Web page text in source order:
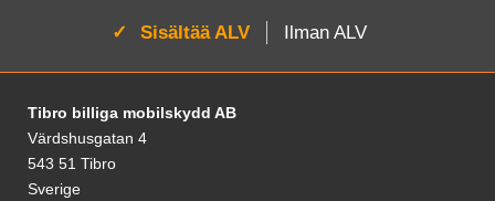
Aktivoi:
Sisältää ALV Ilman ALV
Alatunnisteen sisältö Sekalaista tietoa ja
Tibro billiga mobilskydd AB
Värdshusgatan 4
543 51 Tibro
Sverige